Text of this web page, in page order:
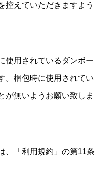
控えていただきますよう
使用されているダンボー
。梱包時に使用されてい
が無いようお願い致しま
、「 利用規約 」の第11条